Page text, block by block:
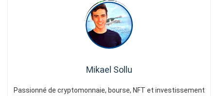
Mikael Sollu
Passionné de cryptomonnaie, bourse, NFT et investissement